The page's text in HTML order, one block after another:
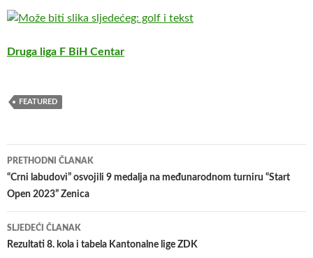
Druga liga F BiH Centar
FEATURED
Navigacija
članaka
PRETHODNI ČLANAK
“Crni labudovi” osvojili 9 medalja na međunarodnom turniru “Start
Open 2023” Zenica
SLJEDEĆI ČLANAK
Rezultati 8. kola i tabela Kantonalne lige ZDK